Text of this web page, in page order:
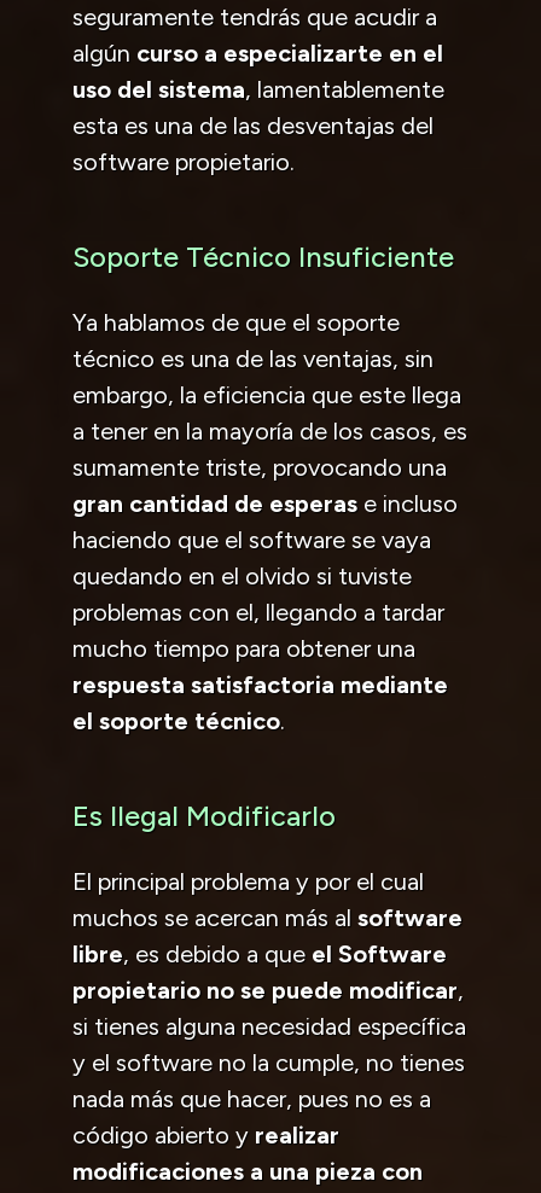
seguramente tendrás que acudir a
algún curso a especializarte en el
uso del sistema, lamentablemente
esta es una de las desventajas del
software propietario.
Soporte Técnico Insuficiente
Ya hablamos de que el soporte
técnico es una de las ventajas, sin
embargo, la eficiencia que este llega
a tener en la mayoría de los casos, es
sumamente triste, provocando una
gran cantidad de esperas e incluso
haciendo que el software se vaya
quedando en el olvido si tuviste
problemas con el, llegando a tardar
mucho tiempo para obtener una
respuesta satisfactoria mediante
el soporte técnico.
Es Ilegal Modificarlo
El principal problema y por el cual
muchos se acercan más al software
libre, es debido a que el Software
propietario no se puede modificar,
si tienes alguna necesidad específica
y el software no la cumple, no tienes
nada más que hacer, pues no es a
código abierto y realizar
modificaciones a una pieza con